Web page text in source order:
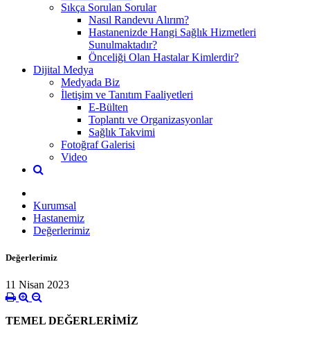
Sıkça Sorulan Sorular
Nasıl Randevu Alırım?
Hastanenizde Hangi Sağlık Hizmetleri
Sunulmaktadır?
Önceliği Olan Hastalar Kimlerdir?
Dijital Medya
Medyada Biz
İletişim ve Tanıtım Faaliyetleri
E-Bülten
Toplantı ve Organizasyonlar
Sağlık Takvimi
Fotoğraf Galerisi
Video
Kurumsal
Hastanemiz
Değerlerimiz
Değerlerimiz
11 Nisan 2023
TEMEL DEĞERLERİMİZ